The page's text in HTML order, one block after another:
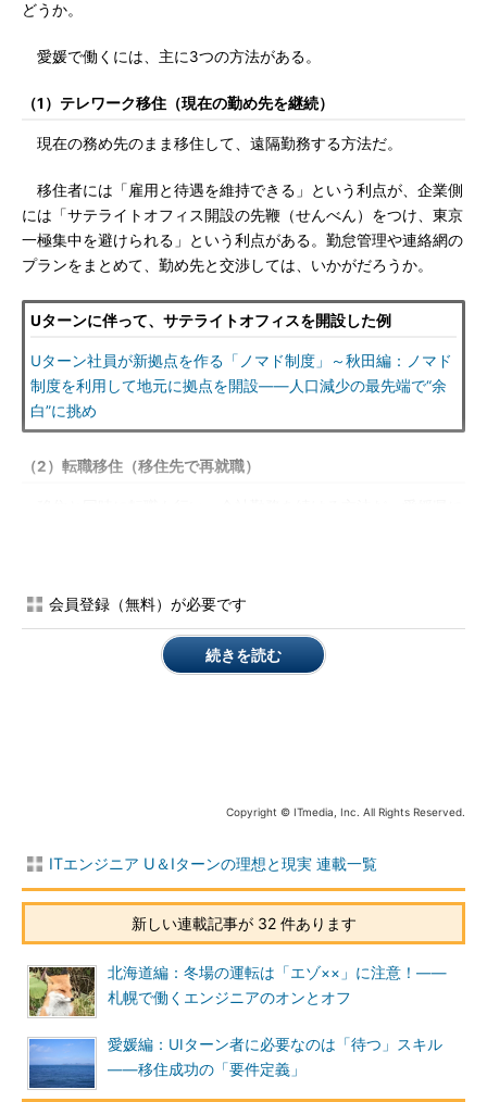
どうか。
愛媛で働くには、主に3つの方法がある。
（1）テレワーク移住（現在の勤め先を継続）
現在の務め先のまま移住して、遠隔勤務する方法だ。
移住者には「雇用と待遇を維持できる」という利点が、企業側
には「サテライトオフィス開設の先鞭（せんべん）をつけ、東京
一極集中を避けられる」という利点がある。勤怠管理や連絡網の
プランをまとめて、勤め先と交渉しては、いかがだろうか。
Uターンに伴って、サテライトオフィスを開設した例
Uターン社員が新拠点を作る「ノマド制度」～秋田編：ノマド
制度を利用して地元に拠点を開設――人口減少の最先端で“余
白”に挑め
（2）転職移住（移住先で再就職）
「セキ」「大王製紙」他がある。鬼北町なら隣の宇和島市に「ベ
ルグアース」がある。本稿執筆時点（2017年10月）では、サイボ
ウズがエンジニア職を募集している。
る。有効求人倍率は全国平均や愛媛県平均を上回っている（出
求人情報は「ふるさと愛媛Uターンセンター」などのWebサイ
トで得られる（下記関連リンク参照）。新居浜市本社の「アビリ
ティセンター」には、転職移住の成功例の情報がある。
現地で職探しをするのなら、旅行がてらJRの駅近辺に宿泊し
て、ハローワークに通う方法もある。鬼北町の場合、管轄は隣接
する「ハローワーク宇和島」だ。宇和島市へ通勤する町民もい
る。
会員登録（無料）が必要です
続きを読む
Copyright © ITmedia, Inc. All Rights Reserved.
ITエンジニア U＆Iターンの理想と現実 連載一覧
新しい連載記事が 32 件あります
北海道編：冬場の運転は「エゾ××」に注意！――
札幌で働くエンジニアのオンとオフ
愛媛編：UIターン者に必要なのは「待つ」スキル
――移住成功の「要件定義」